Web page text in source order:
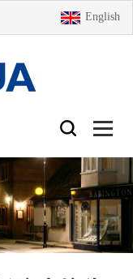
English